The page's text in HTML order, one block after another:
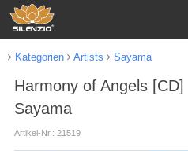
Kategorien Artists Sayama
Harmony of Angels [CD]
Sayama
Artikel-Nr.: 21519